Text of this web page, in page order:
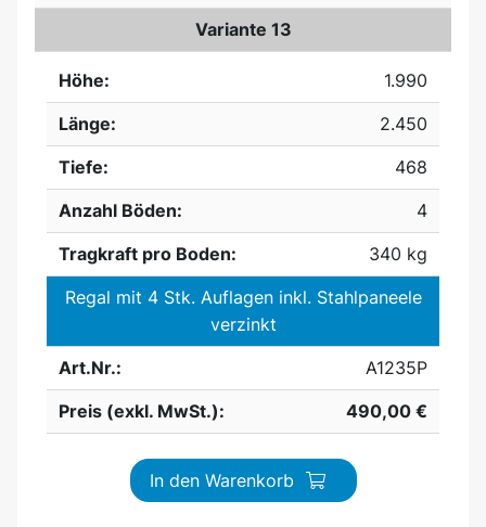
Variante 13
Höhe:
1.990
Länge:
2.450
Tiefe:
468
Anzahl Böden:
4
Tragkraft pro Boden:
340 kg
Regal mit 4 Stk. Auflagen inkl. Stahlpaneele
verzinkt
Art.Nr.:
A1235P
Preis (exkl. MwSt.):
490,00 €
In den Warenkorb